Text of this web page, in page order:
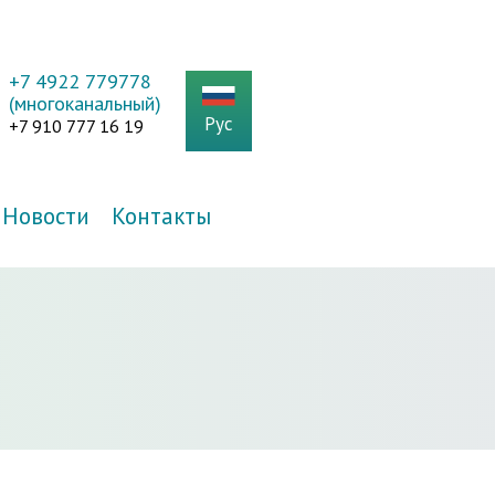
+7 4922 779778
(многоканальный)
+7 910 777 16 19 Рус
Новости Контакты